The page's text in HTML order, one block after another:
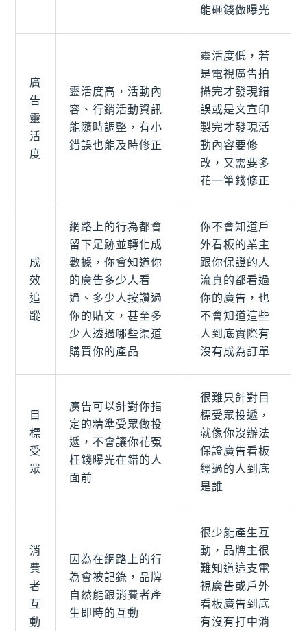
能砸錢做曝光
廣
告
靈
活
度
靈活度高，活動內
容、行銷活動資訊
能隨時調整，有小
錯誤也能及時修正
靈活度低，若
是電視廣告拍
攝完才發現錯
誤或是文宣印
製完才發現活
動內容要修
改，又需要多
花一筆錢修正
成
效
追
蹤
網路上的行為都會
留下足跡並轉化成
數據，你會知道你
的廣告多少人看
過、多少人按讚過
你的貼文，甚至多
少人透過哪些渠道
購買你的產品
你不會知道戶
外看板的業主
跟你保證的人
流真的都看過
你的廣告，也
不會知道這些
人到底實際有
沒有成為訂單
目
標
受
眾
廣告可以針對你指
定的精準受眾做投
遞，不會讓你花冤
枉錢曝光在錯的人
面前
很難只針對目
標受眾投遞，
就像你沒辦法
保證廣告看板
經過的人到底
是誰
消
費
者
互
動
因為在網路上的行
為會被記錄，品牌
自然能跟消費者產
生即時的互動
很少能產生互
動，品牌主很
難知道這支電
視廣告或戶外
看板廣告到底
有沒有打中消